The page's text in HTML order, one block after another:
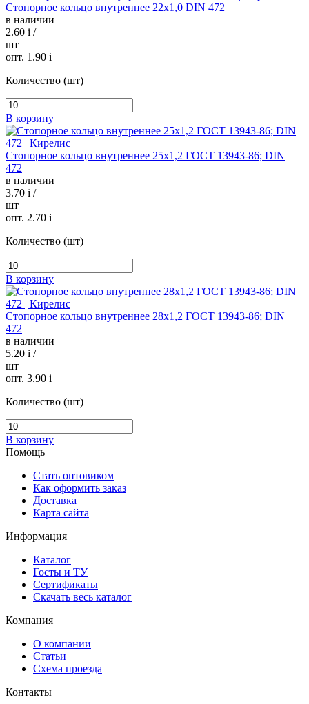
Стопорное кольцо внутреннее 22х1,0 DIN 472
в наличии
2.60 i /
шт
опт. 1.90 i
Количество (шт)
В корзину
Стопорное кольцо внутреннее 25х1,2 ГОСТ 13943-86; DIN
472
в наличии
3.70 i /
шт
опт. 2.70 i
Количество (шт)
В корзину
Стопорное кольцо внутреннее 28х1,2 ГОСТ 13943-86; DIN
472
в наличии
5.20 i /
шт
опт. 3.90 i
Количество (шт)
В корзину
Помощь
Стать оптовиком
Как оформить заказ
Доставка
Карта сайта
Информация
Каталог
Госты и ТУ
Сертификаты
Скачать весь каталог
Компания
О компании
Статьи
Схема проезда
Контакты